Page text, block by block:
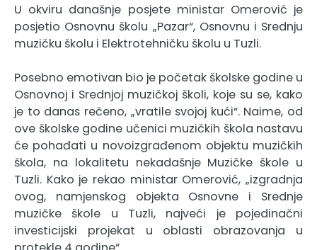
U okviru današnje posjete ministar Omerović je
posjetio Osnovnu školu „Pazar“, Osnovnu i Srednju
muzičku školu i Elektrotehničku školu u Tuzli.
Posebno emotivan bio je početak školske godine u
Osnovnoj i Srednjoj muzičkoj školi, koje su se, kako
je to danas rečeno, „vratile svojoj kući“. Naime, od
ove školske godine učenici muzičkih škola nastavu
će pohađati u novoizgrađenom objektu muzičkih
škola, na lokalitetu nekadašnje Muzičke škole u
Tuzli. Kako je rekao ministar Omerović, „izgradnja
ovog, namjenskog objekta Osnovne i Srednje
muzičke škole u Tuzli, najveći je pojedinačni
investicijski projekat u oblasti obrazovanja u